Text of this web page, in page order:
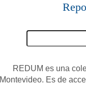
REDUM es una
Montevideo. Es de